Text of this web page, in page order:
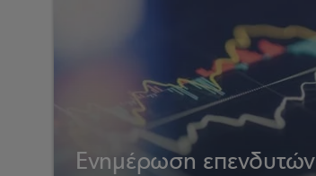
Ενημέρωση επενδυτών